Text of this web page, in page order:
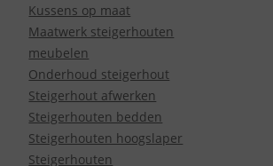
Kussens op maat
Maatwerk steigerhouten
meubelen
Onderhoud steigerhout
Steigerhout afwerken
Steigerhouten bedden
Steigerhouten hoogslaper
Steigerhouten